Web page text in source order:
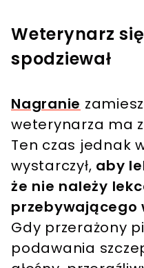
Weterynarz
spodziewał
Nagranie
weterynarza ma
Ten czas jednak
wystarczył, aby
że nie należy
przebywającego
Gdy przerażony
podawania